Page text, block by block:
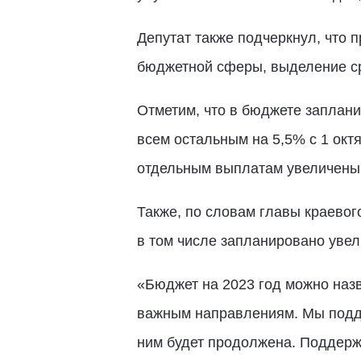
Депутат также подчеркнул, что
бюджетной сферы, выделение
Отметим, что в бюджете
всем остальным на 5,5% с 1
отдельным выплатам
Также, по словам главы
в том числе запланировано
«Бюджет на 2023 год можно
важным направлениям. Мы
ним будет продолжена.